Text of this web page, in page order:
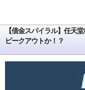
【借金スパイラル】任天
ピークアウトか！？